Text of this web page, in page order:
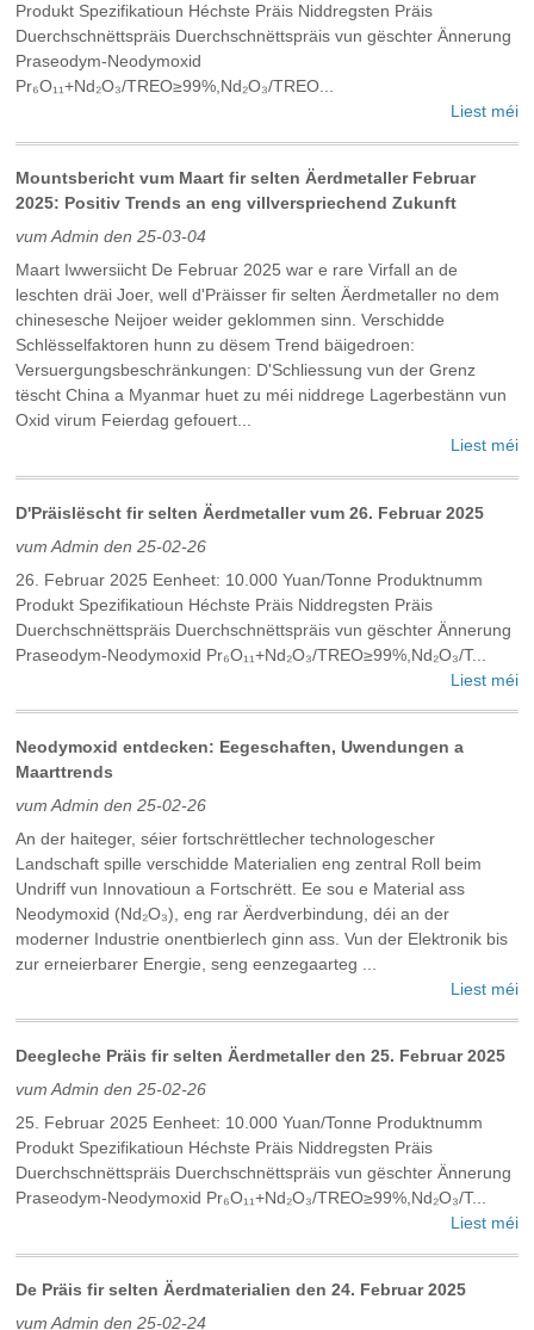
Produkt Spezifikatioun Héchste Präis Niddregsten Präis
Duerchschnëttspräis Duerchschnëttspräis vun gëschter Ännerung
Praseodym-Neodymoxid
Pr₆O₁₁+Nd₂O₃/TREO≥99%,Nd₂O₃/TREO...
Liest méi
Mountsbericht vum Maart fir selten Äerdmetaller Februar
2025: Positiv Trends an eng villverspriechend Zukunft
vum Admin den 25-03-04
Maart Iwwersiicht De Februar 2025 war e rare Virfall an de
leschten dräi Joer, well d'Präisser fir selten Äerdmetaller no dem
chinesesche Neijoer weider geklommen sinn. Verschidde
Schlësselfaktoren hunn zu dësem Trend bäigedroen:
Versuergungsbeschränkungen: D'Schliessung vun der Grenz
tëscht China a Myanmar huet zu méi niddrege Lagerbestänn vun
Oxid virum Feierdag gefouert...
Liest méi
D'Präislëscht fir selten Äerdmetaller vum 26. Februar 2025
vum Admin den 25-02-26
26. Februar 2025 Eenheet: 10.000 Yuan/Tonne Produktnumm
Produkt Spezifikatioun Héchste Präis Niddregsten Präis
Duerchschnëttspräis Duerchschnëttspräis vun gëschter Ännerung
Praseodym-Neodymoxid Pr₆O₁₁+Nd₂O₃/TREO≥99%,Nd₂O₃/T...
Liest méi
Neodymoxid entdecken: Eegeschaften, Uwendungen a
Maarttrends
vum Admin den 25-02-26
An der haiteger, séier fortschrëttlecher technologescher
Landschaft spille verschidde Materialien eng zentral Roll beim
Undriff vun Innovatioun a Fortschrëtt. Ee sou e Material ass
Neodymoxid (Nd₂O₃), eng rar Äerdverbindung, déi an der
moderner Industrie onentbierlech ginn ass. Vun der Elektronik bis
zur erneierbarer Energie, seng eenzegaarteg ...
Liest méi
Deegleche Präis fir selten Äerdmetaller den 25. Februar 2025
vum Admin den 25-02-26
25. Februar 2025 Eenheet: 10.000 Yuan/Tonne Produktnumm
Produkt Spezifikatioun Héchste Präis Niddregsten Präis
Duerchschnëttspräis Duerchschnëttspräis vun gëschter Ännerung
Praseodym-Neodymoxid Pr₆O₁₁+Nd₂O₃/TREO≥99%,Nd₂O₃/T...
Liest méi
De Präis fir selten Äerdmaterialien den 24. Februar 2025
vum Admin den 25-02-24